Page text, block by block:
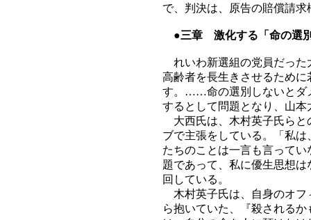
で、判決は、原告の賠償請
●三章 激化する「命の選
れいわ新選組の党員だった
高齢者を長生きさせるため
す。……命の選別しないとダ
するとして問題となり、山
大西氏は、木村英子氏らと
ブで主張をしている。「私
たちのことは一言も言って
題であって、私に優生思想
回している。
木村英子氏は、自身のオフ
ら抱いていた、『殺される